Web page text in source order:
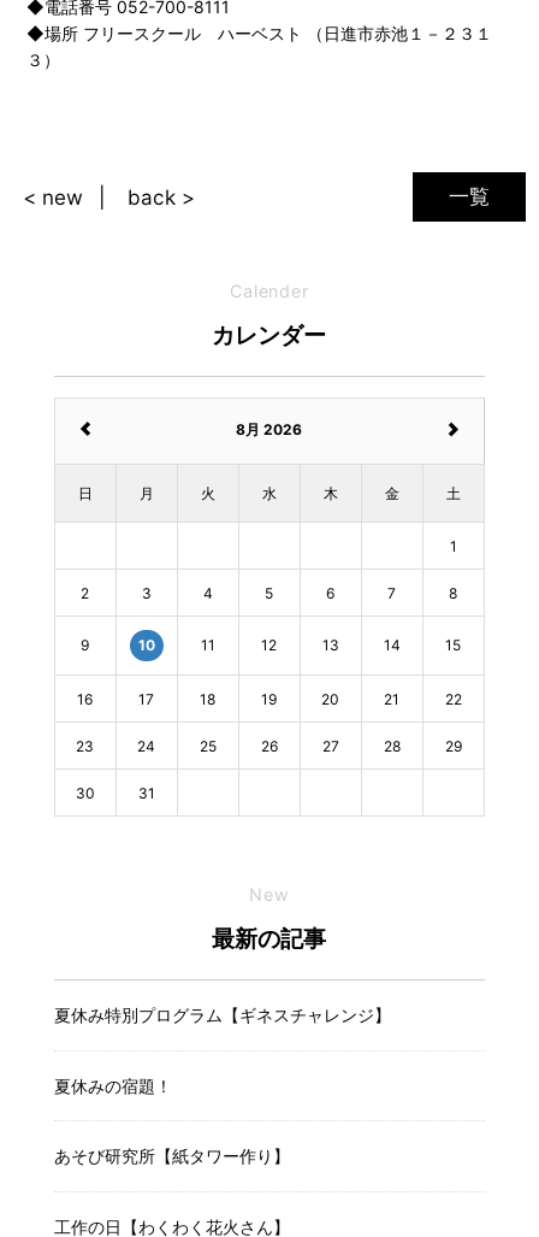
◆電話番号 052-700-8111
◆場所 フリースクール ハーベスト （日進市赤池１－２３１
３）
一覧
< new back >
Calender
カレンダー
8月 2026
日 月 火 水 木 金 土
1
2 3 4 5 6 7 8
9 10 11 12 13 14 15
16 17 18 19 20 21 22
23 24 25 26 27 28 29
30 31
New
最新の記事
夏休み特別プログラム【ギネスチャレンジ】
夏休みの宿題！
あそび研究所【紙タワー作り】
工作の日【わくわく花火さん】